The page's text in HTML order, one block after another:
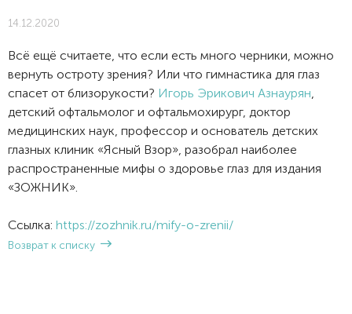
14.12.2020
Всё ещё считаете, что если есть много черники, можно
вернуть остроту зрения? Или что гимнастика для глаз
спасет от близорукости? Игорь Эрикович Азнаурян,
детский офтальмолог и офтальмохирург, доктор
медицинских наук, профессор и основатель детских
глазных клиник «Ясный Взор», разобрал наиболее
распространенные мифы о здоровье глаз для издания
«ЗОЖНИК».
Ссылка: https://zozhnik.ru/mify-o-zrenii/
Возврат к списку